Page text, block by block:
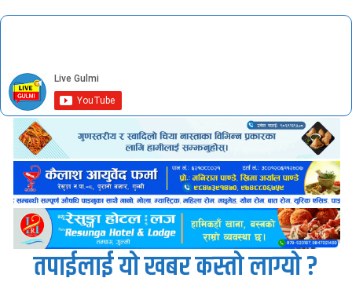
तपाईलाई यो खबर कस्तो लाग्यो ?